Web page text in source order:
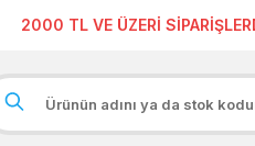
2000 TL VE ÜZERİ